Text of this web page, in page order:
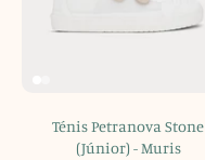
Ténis Petranova Stone
(Júnior) - Muris